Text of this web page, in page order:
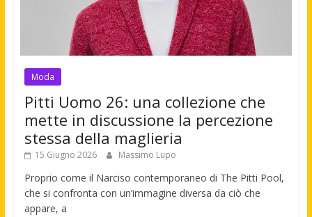
Moda
Pitti Uomo 26: una collezione che
mette in discussione la percezione
stessa della maglieria
15 Giugno 2026 Massimo Lupo
Proprio come il Narciso contemporaneo di The Pitti Pool,
che si confronta con un’immagine diversa da ciò che
appare, a